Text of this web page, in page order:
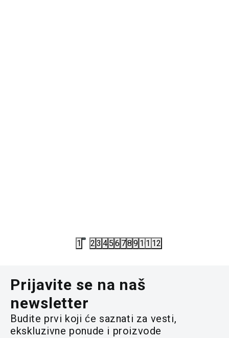
1 2 3 4 5 6 78 9 101112
Prijavite se na naš
newsletter
Budite prvi koji će saznati za vesti,
ekskluzivne ponude i proizvode